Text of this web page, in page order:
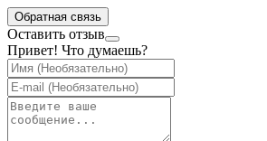
Обратная связь
Оставить отзыв
Привет! Что думаешь?